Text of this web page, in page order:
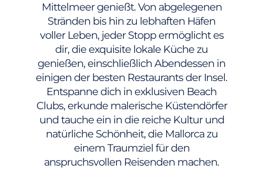
Mittelmeer genießt. Von abgelegenen
Stränden bis hin zu lebhaften Häfen
voller Leben, jeder Stopp ermöglicht es
dir, die exquisite lokale Küche zu
genießen, einschließlich Abendessen in
einigen der besten Restaurants der Insel.
Entspanne dich in exklusiven Beach
Clubs, erkunde malerische Küstendörfer
und tauche ein in die reiche Kultur und
natürliche Schönheit, die Mallorca zu
einem Traumziel für den
anspruchsvollen Reisenden machen.